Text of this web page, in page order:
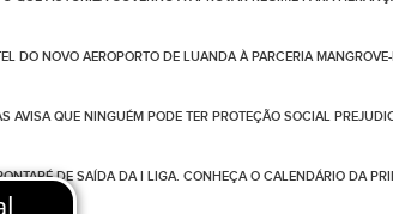
DO NOVO AEROPORTO DE LUANDA À PARCERIA
AVISA QUE NINGUÉM PODE TER PROTEÇÃO SOCIAL
DE SAÍDA DA I LIGA. CONHEÇA O CALENDÁRIO DA